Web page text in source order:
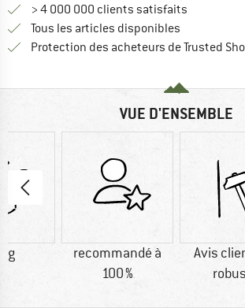
> 4 000 000 clients satisfaits
Tous les articles disponibles
Protection des acheteurs de Trusted
VUE D'ENSEMBLE
g
recommandé à
100 %
Avis